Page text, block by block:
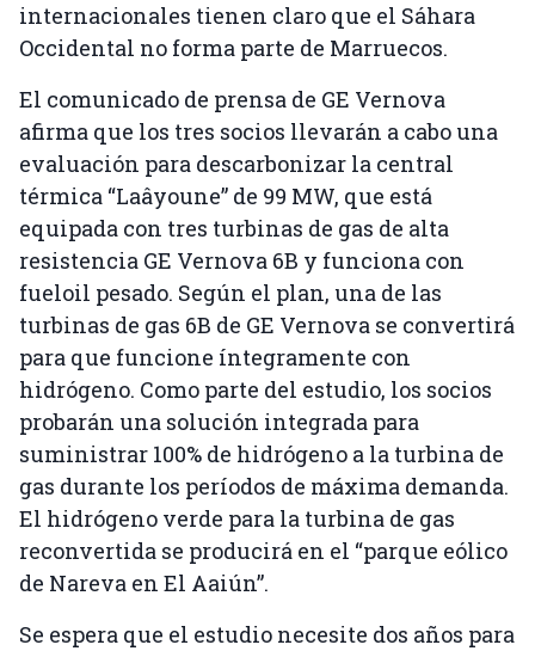
internacionales tienen claro que el Sáhara
Occidental no forma parte de Marruecos.
El comunicado de prensa de GE Vernova
afirma que los tres socios llevarán a cabo una
evaluación para descarbonizar la central
térmica “Laâyoune” de 99 MW, que está
equipada con tres turbinas de gas de alta
resistencia GE Vernova 6B y funciona con
fueloil pesado. Según el plan, una de las
turbinas de gas 6B de GE Vernova se convertirá
para que funcione íntegramente con
hidrógeno. Como parte del estudio, los socios
probarán una solución integrada para
suministrar 100% de hidrógeno a la turbina de
gas durante los períodos de máxima demanda.
El hidrógeno verde para la turbina de gas
reconvertida se producirá en el “parque eólico
de Nareva en El Aaiún”.
Se espera que el estudio necesite dos años para